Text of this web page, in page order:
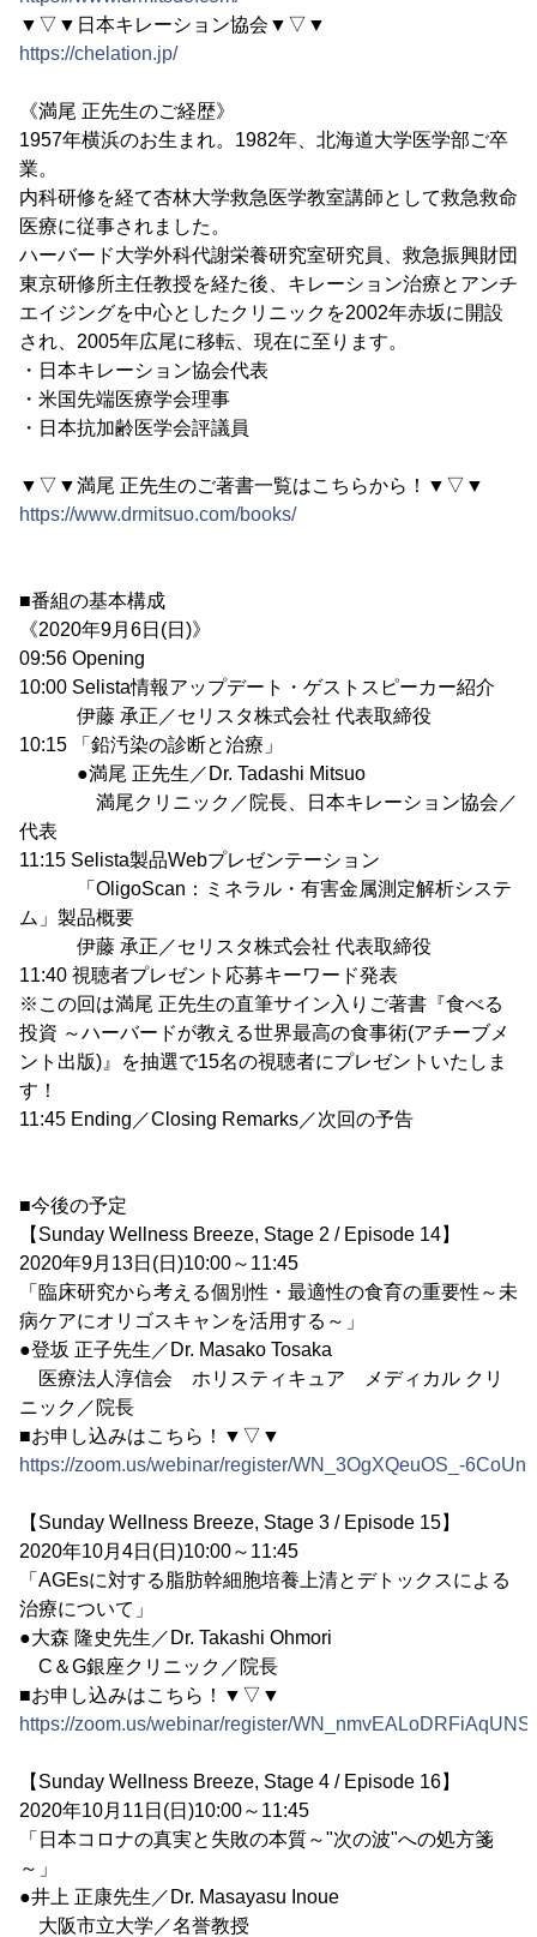
▼▽▼日本キレーション協会▼▽▼
https://chelation.jp/
《満尾 正先生のご経歴》
1957年横浜のお生まれ。1982年、北海道大学医学部ご卒
業。
内科研修を経て杏林大学救急医学教室講師として救急救命
医療に従事されました。
ハーバード大学外科代謝栄養研究室研究員、救急振興財団
東京研修所主任教授を経た後、キレーション治療とアンチ
エイジングを中心としたクリニックを2002年赤坂に開設
され、2005年広尾に移転、現在に至ります。
・日本キレーション協会代表
・米国先端医療学会理事
・日本抗加齢医学会評議員
▼▽▼満尾 正先生のご著書一覧はこちらから！▼▽▼
https://www.drmitsuo.com/books/
■番組の基本構成
《2020年9月6日(日)》
09:56 Opening
10:00 Selista情報アップデート・ゲストスピーカー紹介
伊藤 承正／セリスタ株式会社 代表取締役
10:15 「鉛汚染の診断と治療」
●満尾 正先生／Dr. Tadashi Mitsuo
満尾クリニック／院長、日本キレーション協会／
代表
11:15 Selista製品Webプレゼンテーション
「OligoScan：ミネラル・有害金属測定解析システ
ム」製品概要
伊藤 承正／セリスタ株式会社 代表取締役
11:40 視聴者プレゼント応募キーワード発表
※この回は満尾 正先生の直筆サイン入りご著書『食べる
投資 ～ハーバードが教える世界最高の食事術(アチーブメ
ント出版)』を抽選で15名の視聴者にプレゼントいたしま
す！
11:45 Ending／Closing Remarks／次回の予告
■今後の予定
【Sunday Wellness Breeze, Stage 2 / Episode 14】
2020年9月13日(日)10:00～11:45
「臨床研究から考える個別性・最適性の食育の重要性～未
病ケアにオリゴスキャンを活用する～」
●登坂 正子先生／Dr. Masako Tosaka
医療法人淳信会 ホリスティキュア メディカル クリ
ニック／院長
■お申し込みはこちら！▼▽▼
https://zoom.us/webinar/register/WN_3OgXQeuOS_-
【Sunday Wellness Breeze, Stage 3 / Episode 15】
2020年10月4日(日)10:00～11:45
「AGEsに対する脂肪幹細胞培養上清とデトックスによる
治療について」
●大森 隆史先生／Dr. Takashi Ohmori
C＆G銀座クリニック／院長
■お申し込みはこちら！▼▽▼
https://zoom.us/webinar/register/
【Sunday Wellness Breeze, Stage 4 / Episode 16】
2020年10月11日(日)10:00～11:45
「日本コロナの真実と失敗の本質～"次の波"への処方箋
～」
●井上 正康先生／Dr. Masayasu Inoue
大阪市立大学／名誉教授